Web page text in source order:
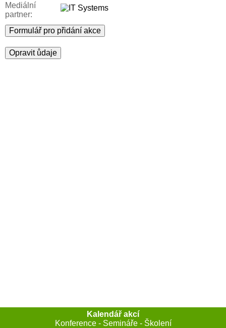
Mediální
partner:
Formulář pro přidání akce
Opravit ůdaje
Kalendář akcí
Konference - Semináře - Školení